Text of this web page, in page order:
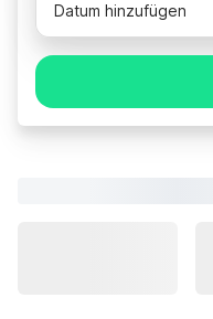
Datum hinzufügen